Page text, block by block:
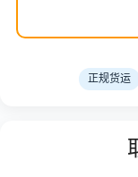
正规货运